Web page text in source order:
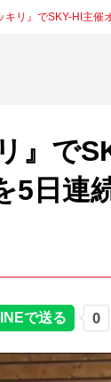
キリ』でSKY-HI主
』で
5日連